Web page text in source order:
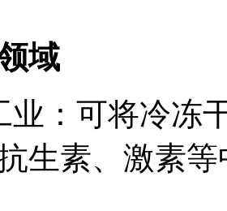
域
业：可将冷冻
生素、激素